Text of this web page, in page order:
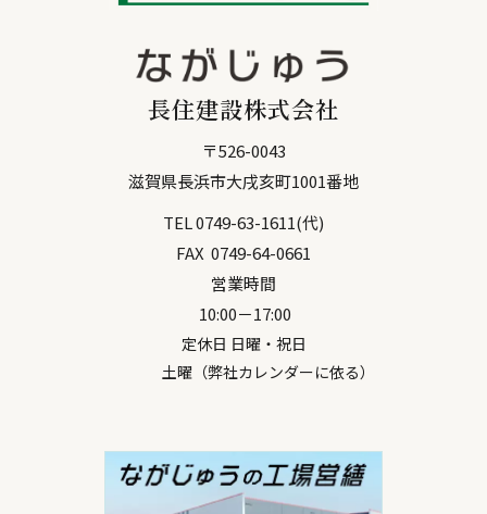
長住建設株式会社
〒526-0043
滋賀県長浜市大戌亥町1001番地
TEL0749-63-1611(代)
FAX 0749-64-0661
営業時間
10:00－17:00
定休日 日曜・祝日
土曜（弊社カレンダーに依る）